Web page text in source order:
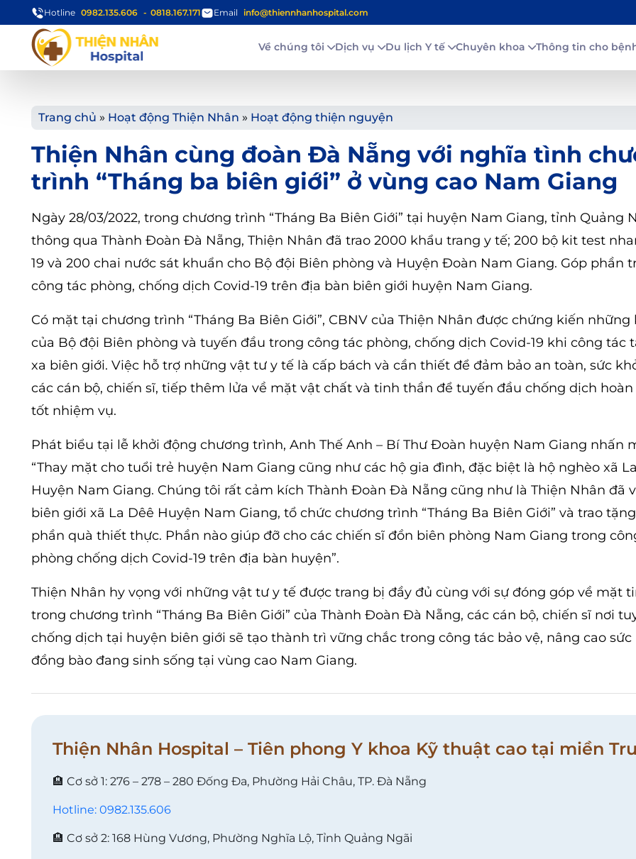
Hotline 0982.135.606 0818.167.171 Email info@thiennhanhospital.com
Về chúng tôi Dịch vụ Du lịch Y tế Chuyên khoa Thông tin cho
Trang chủ » Hoạt động Thiện Nhân » Hoạt động thiện nguyện
Thiện Nhân cùng đoàn Đà Nẵng với nghĩa tình
trình “Tháng ba biên giới” ở vùng cao Nam Giang
Ngày 28/03/2022, trong chương trình “Tháng Ba Biên Giới” tại huyện Nam Giang, tỉnh Quảng
thông qua Thành Đoàn Đà Nẵng, Thiện Nhân đã trao 2000 khẩu trang y tế; 200 bộ kit test
19 và 200 chai nước sát khuẩn cho Bộ đội Biên phòng và Huyện Đoàn Nam Giang. Góp phần
công tác phòng, chống dịch Covid-19 trên địa bàn biên giới huyện Nam Giang.
Có mặt tại chương trình “Tháng Ba Biên Giới”, CBNV của Thiện Nhân được chứng kiến những
của Bộ đội Biên phòng và tuyến đầu trong công tác phòng, chống dịch Covid-19 khi công tác
xa biên giới. Việc hỗ trợ những vật tư y tế là cấp bách và cần thiết để đảm bảo an toàn, sức
các cán bộ, chiến sĩ, tiếp thêm lửa về mặt vật chất và tinh thần để tuyến đầu chống dịch
tốt nhiệm vụ.
Phát biểu tại lễ khởi động chương trình, Anh Thế Anh – Bí Thư Đoàn huyện Nam Giang nhấn
“Thay mặt cho tuổi trẻ huyện Nam Giang cũng như các hộ gia đình, đặc biệt là hộ nghèo xã
Huyện Nam Giang. Chúng tôi rất cảm kích Thành Đoàn Đà Nẵng cũng như là Thiện Nhân đã
biên giới xã La Dêê Huyện Nam Giang, tổ chức chương trình “Tháng Ba Biên Giới” và trao
phần quà thiết thực. Phần nào giúp đỡ cho các chiến sĩ đồn biên phòng Nam Giang trong
phòng chống dịch Covid-19 trên địa bàn huyện”.
Thiện Nhân hy vọng với những vật tư y tế được trang bị đầy đủ cùng với sự đóng góp về mặt
trong chương trình “Tháng Ba Biên Giới” của Thành Đoàn Đà Nẵng, các cán bộ, chiến sĩ nơi
chống dịch tại huyện biên giới sẽ tạo thành trì vững chắc trong công tác bảo vệ, nâng cao sức
đồng bào đang sinh sống tại vùng cao Nam Giang.
Thiện Nhân Hospital – Tiên phong Y khoa Kỹ thuật cao tại miền
🏨 Cơ sở 1: 276 – 278 – 280 Đống Đa, Phường Hải Châu, TP. Đà Nẵng
Hotline: 0982.135.606
🏨 Cơ sở 2: 168 Hùng Vương, Phường Nghĩa Lộ, Tỉnh Quảng Ngãi